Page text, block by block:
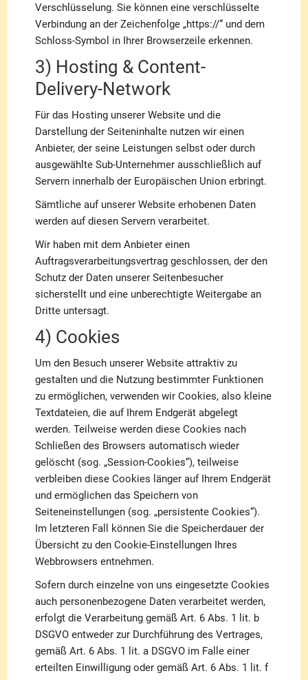
Verschlüsselung. Sie können eine verschlüsselte
Verbindung an der Zeichenfolge „https://“ und dem
Schloss-Symbol in Ihrer Browserzeile erkennen.
3) Hosting & Content-
Delivery-Network
Für das Hosting unserer Website und die
Darstellung der Seiteninhalte nutzen wir einen
Anbieter, der seine Leistungen selbst oder durch
ausgewählte Sub-Unternehmer ausschließlich auf
Servern innerhalb der Europäischen Union erbringt.
Sämtliche auf unserer Website erhobenen Daten
werden auf diesen Servern verarbeitet.
Wir haben mit dem Anbieter einen
Auftragsverarbeitungsvertrag geschlossen, der den
Schutz der Daten unserer Seitenbesucher
sicherstellt und eine unberechtigte Weitergabe an
Dritte untersagt.
4) Cookies
Um den Besuch unserer Website attraktiv zu
gestalten und die Nutzung bestimmter Funktionen
zu ermöglichen, verwenden wir Cookies, also kleine
Textdateien, die auf Ihrem Endgerät abgelegt
werden. Teilweise werden diese Cookies nach
Schließen des Browsers automatisch wieder
gelöscht (sog. „Session-Cookies“), teilweise
verbleiben diese Cookies länger auf Ihrem Endgerät
und ermöglichen das Speichern von
Seiteneinstellungen (sog. „persistente Cookies“).
Im letzteren Fall können Sie die Speicherdauer der
Übersicht zu den Cookie-Einstellungen Ihres
Webbrowsers entnehmen.
Sofern durch einzelne von uns eingesetzte Cookies
auch personenbezogene Daten verarbeitet werden,
erfolgt die Verarbeitung gemäß Art. 6 Abs. 1 lit. b
DSGVO entweder zur Durchführung des Vertrages,
gemäß Art. 6 Abs. 1 lit. a DSGVO im Falle einer
erteilten Einwilligung oder gemäß Art. 6 Abs. 1 lit. f